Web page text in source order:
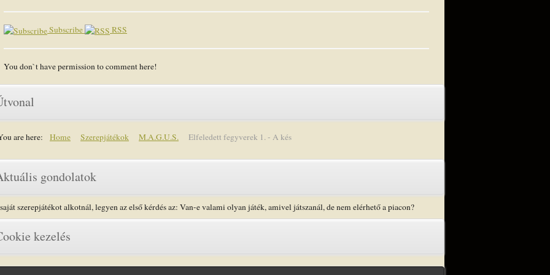
Subscribe RSS
You don`t have permission to comment here!
are here: Home Szerepjátékok M.A.G.U.S. Elfeledett fegyverek 1. - A kés
gondolatok
szerepjátékot alkotnál, legyen az első kérdés az: Van-e valami olyan játék, amivel játszanál, de nem elérhető a piacon?
kezelés